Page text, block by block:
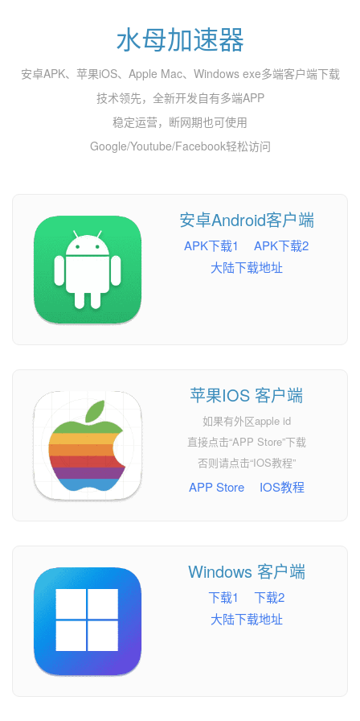
水母加速器
安卓APK、苹果iOS、Apple Mac、Windows exe多端客户端下载
技术领先，全新开发自有多端APP
稳定运营，断网期也可使用
Google/Youtube/Facebook轻松访问
安卓Android客户端
APK下载1
APK下载2
大陆下载地址
苹果IOS 客户端
如果有外区apple id
直接点击“APP Store”下载
否则请点击“IOS教程”
APP Store IOS教程
Windows 客户端
下载1
下载2
大陆下载地址